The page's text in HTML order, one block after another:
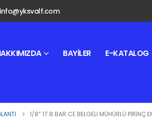
info@yksvalf.com
BAYILER E-KATALOG
1/8” 17.8 BAR CE BELGELI MÜHÜRLÜ PIRINÇ